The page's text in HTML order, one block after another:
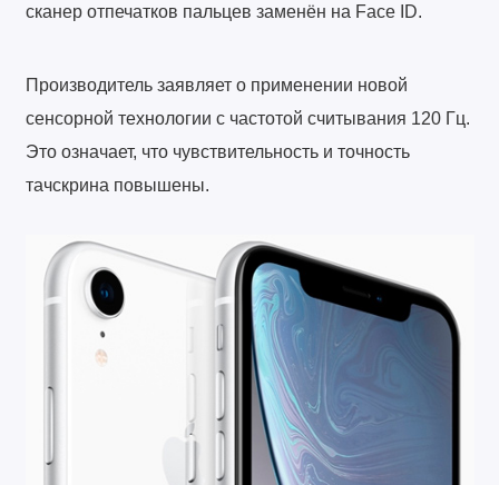
сканер отпечатков пальцев заменён на Face ID.
Производитель заявляет о применении новой
сенсорной технологии с частотой считывания 120 Гц.
Это означает, что чувствительность и точность
тачскрина повышены.